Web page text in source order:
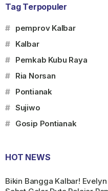
Tag Terpopuler
# pemprov Kalbar
# Kalbar
# Pemkab Kubu Raya
# Ria Norsan
# Pontianak
# Sujiwo
# Gosip Pontianak
HOT NEWS
Bikin Bangga Kalbar! Evelyn